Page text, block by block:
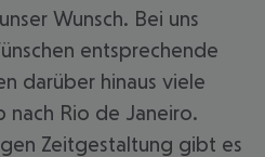
Wunsch. Bei uns
entsprechende
darüber hinaus viele
nach Rio de Janeiro.
Zeitgestaltung gibt es